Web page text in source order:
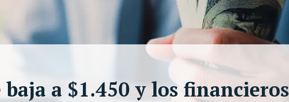
a $1.450 y los financieros